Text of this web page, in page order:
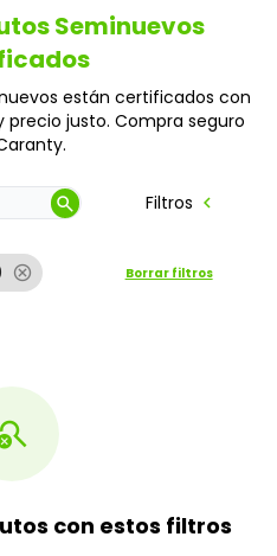
Seminuevos
están certificados con
precio justo. Compra seguro
o modelo
search Filtros chevron_left
cancel Borrar filtros
con estos filtros